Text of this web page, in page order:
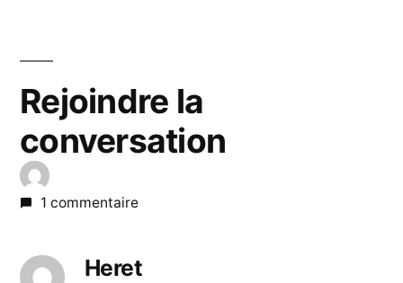
Rejoindre la
conversation
1 commentaire
Heret